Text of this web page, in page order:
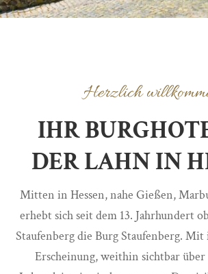
Herzlich
IHR
DER LAHN IN
Mitten in Hessen, nahe Gießen,
erhebt sich seit dem 13. Jahrhundert
Staufenberg die Burg Staufenberg.
Erscheinung, weithin sichtbar über